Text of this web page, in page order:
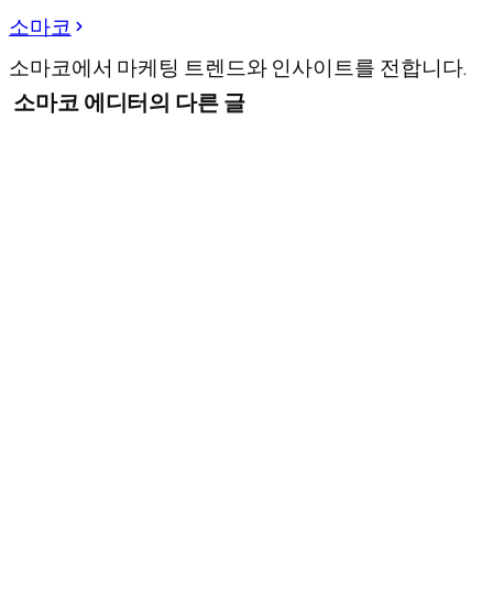
소마코
소마코에서 마케팅 트렌드와 인사이트를 전합니다.
소마코 에디터의 다른 글